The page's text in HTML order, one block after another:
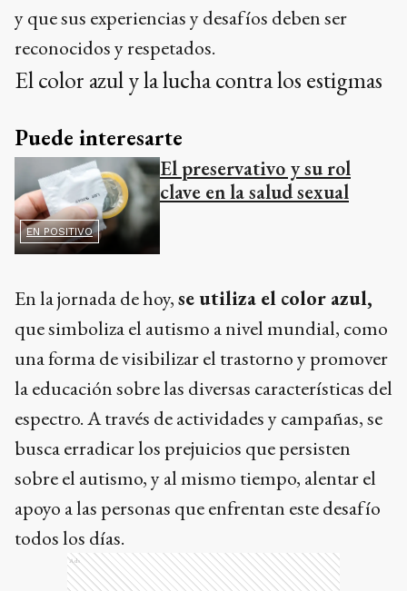
y que sus experiencias y desafíos deben ser
reconocidos y respetados.
El color azul y la lucha contra los estigmas
Puede interesarte
EN POSITIVO
El preservativo y su rol
clave en la salud sexual
En la jornada de hoy,se utiliza el color azul,
que simboliza el autismo a nivel mundial, como
una forma de visibilizar el trastorno y promover
la educación sobre las diversas características del
espectro. A través de actividades y campañas, se
busca erradicar los prejuicios que persisten
sobre el autismo, y al mismo tiempo, alentar el
apoyo a las personas que enfrentan este desafío
todos los días.
Ads